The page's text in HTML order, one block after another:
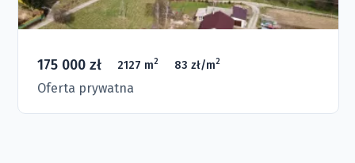
175 000 zł 2127 m2 83 zł/m2
Oferta prywatna